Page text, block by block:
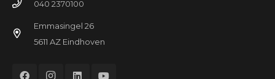
040 2370100
Emmasingel 26
5611 AZ Eindhoven